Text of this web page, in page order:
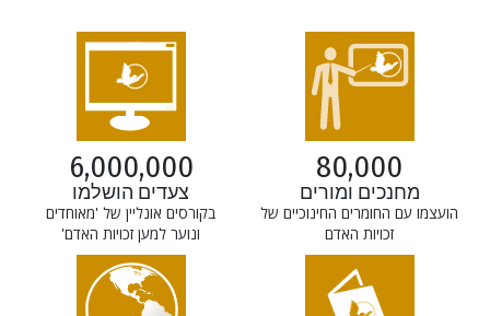
80,000
מחנכים ומורים
הועצמו עם החומרים החינוכיים של
זכויות האדם
6,000,000
צעדים הושלמו
בקורסים אונליין של 'מאוחדים
ונוער למען זכויות האדם'